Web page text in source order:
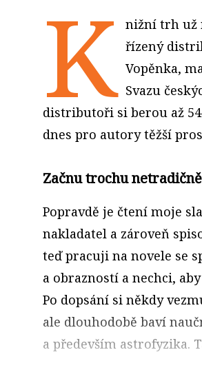
K nižní trh už
řízený
Vopěnka,
Svazu
distributoři si berou až
dnes pro autory těžší
Začnu trochu
Popravdě je čtení moje
nakladatel a zároveň
teď pracuji na novele se
a obrazností a nechci,
Po dopsání si někdy
ale dlouhodobě baví
a především astrofyzika.